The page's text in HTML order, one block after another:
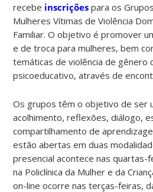
recebe inscrições para os
Mulheres Vítimas de Violência
Familiar. O objetivo é promover
e de troca para mulheres, bem
temáticas de violência de gênero
psicoeducativo, através de
Os grupos têm o objetivo de ser
acolhimento, reflexões, diálogo,
compartilhamento de
estão abertas em duas
presencial acontece nas quartas-
na Policlínica da Mulher e da
on-line ocorre nas terças-feiras,